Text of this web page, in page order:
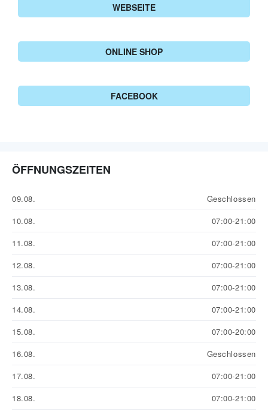
WEBSEITE
ONLINE SHOP
FACEBOOK
ÖFFNUNGSZEITEN
09.08.
Geschlossen
10.08.
07:00-21:00
11.08.
07:00-21:00
12.08.
07:00-21:00
13.08.
07:00-21:00
14.08.
07:00-21:00
15.08.
07:00-20:00
16.08.
Geschlossen
17.08.
07:00-21:00
18.08.
07:00-21:00